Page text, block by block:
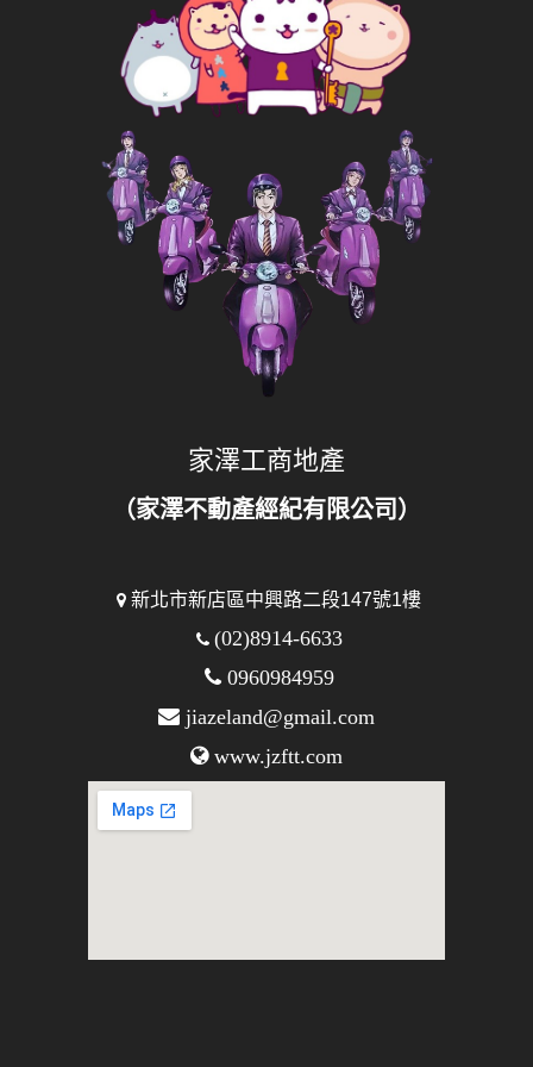
家澤工商地產
（家澤不動產經紀有限公司）
新北市新店區中興路二段147號1樓
(02)8914-6633
0960984959
jiazeland@gmail.com
www.jzftt.com